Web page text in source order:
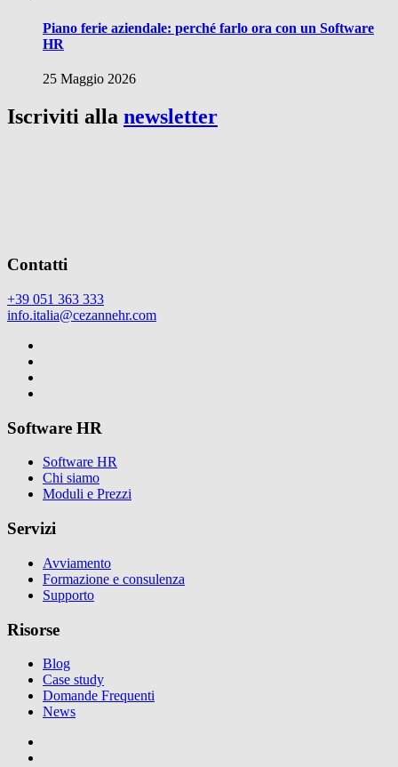
Piano ferie aziendale: perché farlo ora con un Software
HR
25 Maggio 2026
Iscriviti alla newsletter
Contatti
+39 051 363 333
info.italia@cezannehr.com
Software HR
Software HR
Chi siamo
Moduli e Prezzi
Servizi
Avviamento
Formazione e consulenza
Supporto
Risorse
Blog
Case study
Domande Frequenti
News